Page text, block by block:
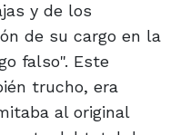
y de los
de su cargo en la
falso". Este
trucho, era
al original